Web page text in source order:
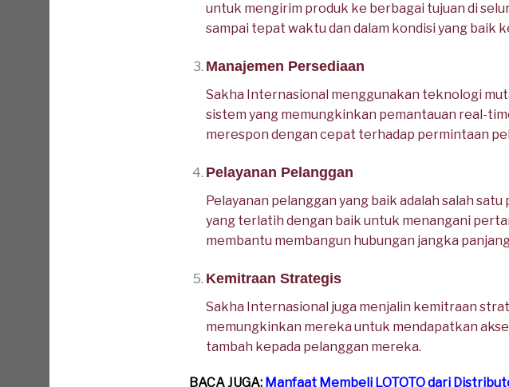
untuk mengirim produk ke berbagai tujuan di
sampai tepat waktu dan dalam kondisi yang baik
Manajemen Persediaan
Sakha Internasional menggunakan teknologi
sistem yang memungkinkan pemantauan real-
merespon dengan cepat terhadap permintaan
Pelayanan Pelanggan
Pelayanan pelanggan yang baik adalah salah
yang terlatih dengan baik untuk menangani
membantu membangun hubungan jangka
Kemitraan Strategis
Sakha Internasional juga menjalin kemitraan
memungkinkan mereka untuk mendapatkan
tambah kepada pelanggan mereka.
BACA JUGA: Manfaat Membeli LOTOTO dari